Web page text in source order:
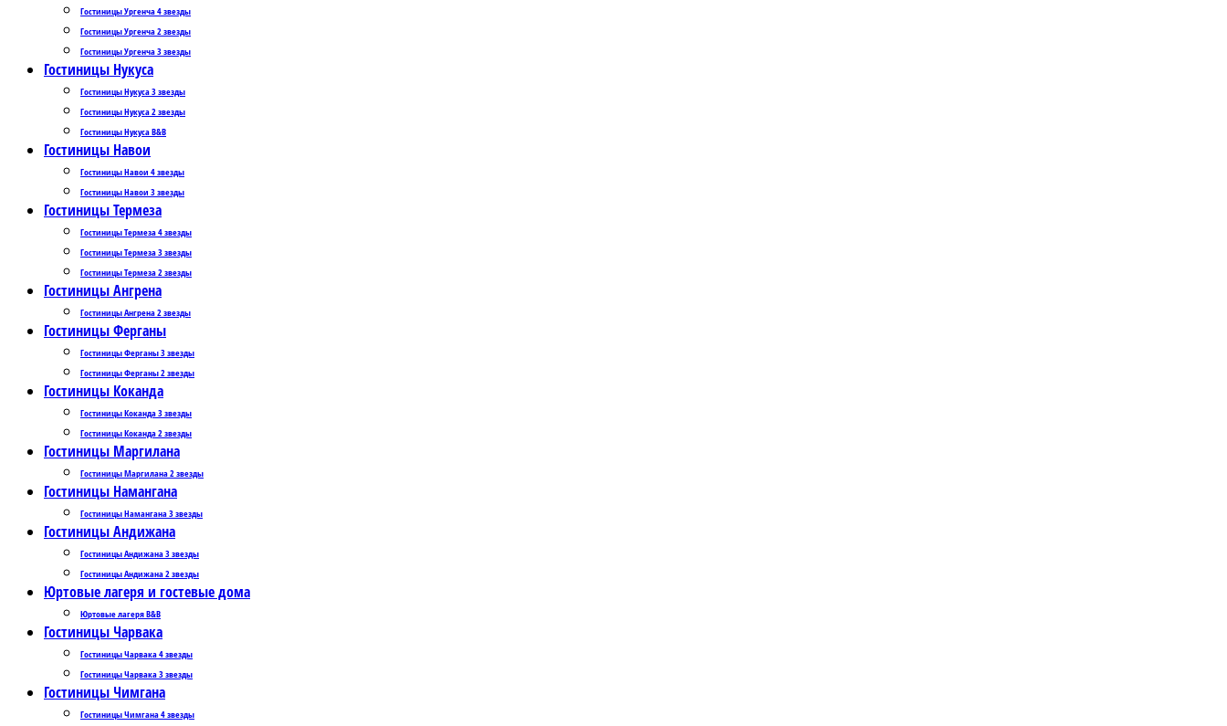
Гостиницы Ургенча 4 звезды
Гостиницы Ургенча 2 звезды
Гостиницы Ургенча 3 звезды
Гостиницы Нукуса
Гостиницы Нукуса 3 звезды
Гостиницы Нукуса 2 звезды
Гостиницы Нукуса B&B
Гостиницы Навои
Гостиницы Навои 4 звезды
Гостиницы Навои 3 звезды
Гостиницы Термеза
Гостиницы Термеза 4 звезды
Гостиницы Термеза 3 звезды
Гостиницы Термеза 2 звезды
Гостиницы Ангрена
Гостиницы Ангрена 2 звезды
Гостиницы Ферганы
Гостиницы Ферганы 3 звезды
Гостиницы Ферганы 2 звезды
Гостиницы Коканда
Гостиницы Коканда 3 звезды
Гостиницы Коканда 2 звезды
Гостиницы Маргилана
Гостиницы Маргилана 2 звезды
Гостиницы Намангана
Гостиницы Намангана 3 звезды
Гостиницы Андижана
Гостиницы Андижана 3 звезды
Гостиницы Андижана 2 звезды
Юртовые лагеря и гостевые дома
Юртовые лагеря B&B
Гостиницы Чарвака
Гостиницы Чарвака 4 звезды
Гостиницы Чарвака 3 звезды
Гостиницы Чимгана
Гостиницы Чимгана 4 звезды